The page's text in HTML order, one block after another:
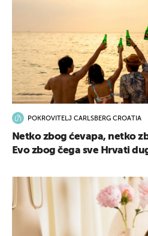
POKROVITELJ CARLSBERG CROATIA
Netko zbog ćevapa, netko
Evo zbog čega sve Hrvati